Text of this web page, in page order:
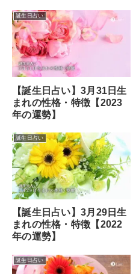
誕生日占い
【誕生日占い】3月31日生
まれの性格・特徴【2023
年の運勢】
誕生日占い
【誕生日占い】3月29日生
まれの性格・特徴【2022
年の運勢】
誕生日占い